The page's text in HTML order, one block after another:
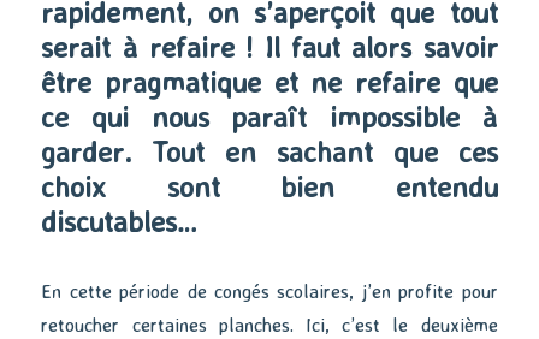
rapidement, on s’aperçoit que tout
serait à refaire ! Il faut alors savoir
être pragmatique et ne refaire que
ce qui nous paraît impossible à
garder. Tout en sachant que ces
choix sont bien entendu
discutables…
En cette période de congés scolaires, j’en profite pour
retoucher certaines planches. Ici, c’est le deuxième